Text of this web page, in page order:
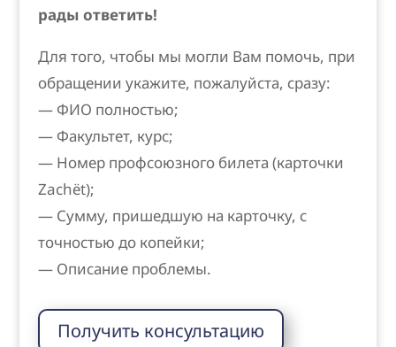
рады ответить!
Для того, чтобы мы могли Вам помочь, при
обращении укажите, пожалуйста, сразу:
— ФИО полностью;
— Факультет, курс;
— Номер профсоюзного билета (карточки
Zachёt);
— Сумму, пришедшую на карточку, с
точностью до копейки;
— Описание проблемы.
Получить консультацию